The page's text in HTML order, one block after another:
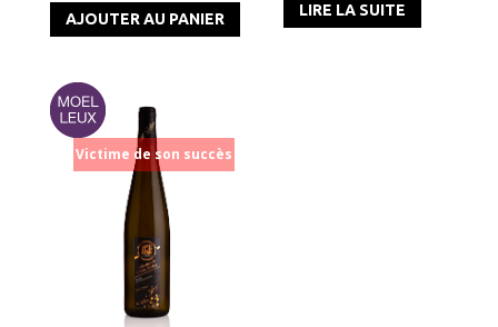
AJOUTER AU PANIER LIRE LA SUITE
Victime de son succès